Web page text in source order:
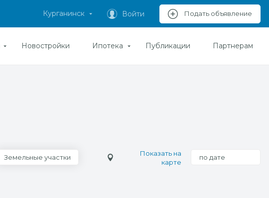
Курганинск Войти Подать объявление
Новостройки Ипотека Публикации Партнерам
Земельные участки
Показать на
карте
по дате